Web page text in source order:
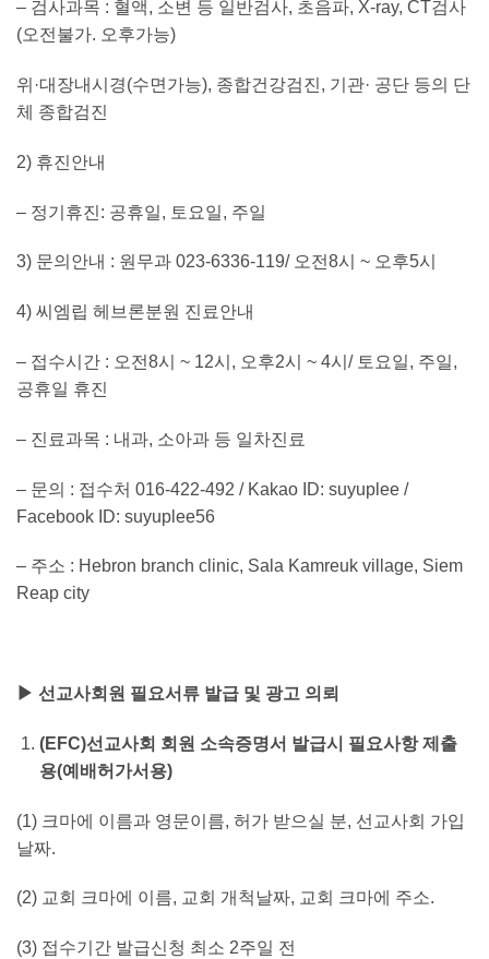
– 검사과목 : 혈액, 소변 등 일반검사, 초음파, X-ray, CT검사
(오전불가. 오후가능)
위·대장내시경(수면가능), 종합건강검진, 기관· 공단 등의 단
체 종합검진
2) 휴진안내
– 정기휴진: 공휴일, 토요일, 주일
3) 문의안내 : 원무과 023-6336-119/ 오전8시 ~ 오후5시
4) 씨엠립 헤브론분원 진료안내
– 접수시간 : 오전8시 ~ 12시, 오후2시 ~ 4시/ 토요일, 주일,
공휴일 휴진
– 진료과목 : 내과, 소아과 등 일차진료
– 문의 : 접수처 016-422-492 / Kakao ID: suyuplee /
Facebook ID: suyuplee56
– 주소 : Hebron branch clinic, Sala Kamreuk village, Siem
Reap city
▶ 선교사회원 필요서류 발급 및 광고 의뢰
(EFC)선교사회 회원 소속증명서 발급시 필요사항 제출
용(예배허가서용)
(1) 크마에 이름과 영문이름, 허가 받으실 분, 선교사회 가입
날짜.
(2) 교회 크마에 이름, 교회 개척날짜, 교회 크마에 주소.
(3) 접수기간 발급신청 최소 2주일 전